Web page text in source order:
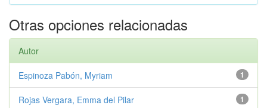
Otras opciones relacionadas
Autor
1
Espinoza Pabón, Myriam
1
Rojas Vergara, Emma del Pilar